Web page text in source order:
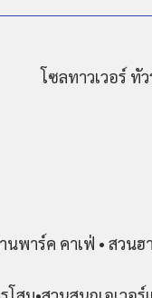
พาร์ค คาเฟ่ • สวนฮ